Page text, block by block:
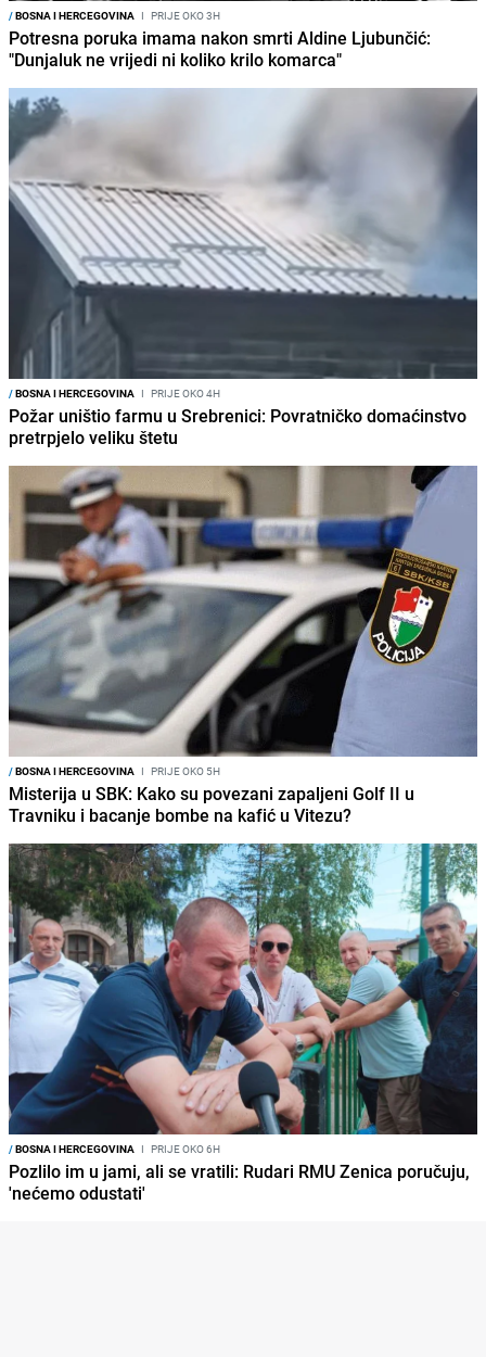
/BOSNA I HERCEGOVINA I PRIJE OKO 3H
Potresna poruka imama nakon smrti Aldine Ljubunčić:
"Dunjaluk ne vrijedi ni koliko krilo komarca"
/BOSNA I HERCEGOVINA I PRIJE OKO 4H
Požar uništio farmu u Srebrenici: Povratničko domaćinstvo
pretrpjelo veliku štetu
/BOSNA I HERCEGOVINA I PRIJE OKO 5H
Misterija u SBK: Kako su povezani zapaljeni Golf II u
Travniku i bacanje bombe na kafić u Vitezu?
/BOSNA I HERCEGOVINA I PRIJE OKO 6H
Pozlilo im u jami, ali se vratili: Rudari RMU Zenica poručuju,
'nećemo odustati'